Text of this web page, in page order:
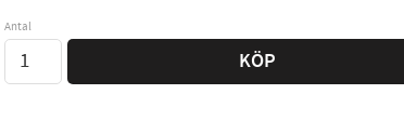
Antal
KÖP